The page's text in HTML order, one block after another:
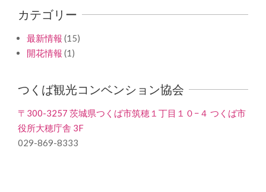
カテゴリー
最新情報 (15)
開花情報 (1)
つくば観光コンベンション協会
〒300-3257 茨城県つくば市筑穂１丁目１０−４ つくば市
役所大穂庁舎 3F
029-869-8333